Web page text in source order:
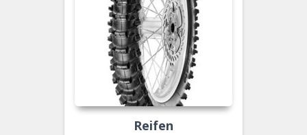
Reifen